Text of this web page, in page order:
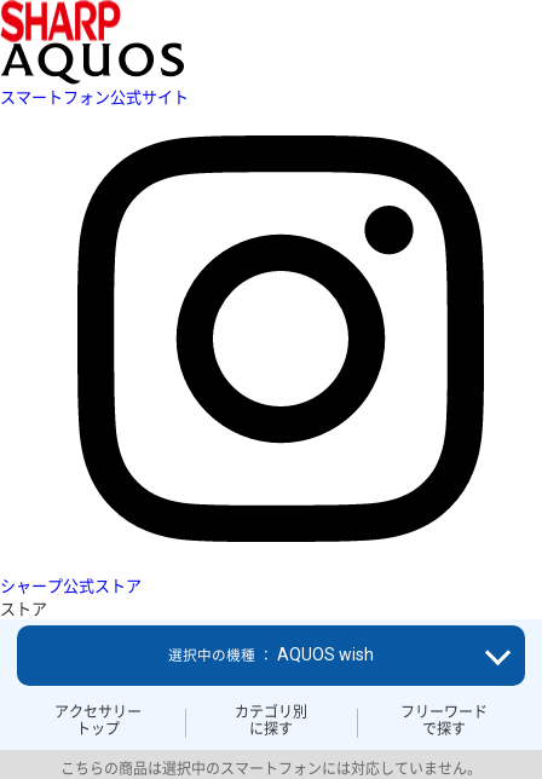
スマートフォン公式サイト
シャープ公式ストア
ストア
アクセサリー
トップ
カテゴリ別
に探す
フリーワード
で探す
選択中の機種 ： AQUOS wish
こちらの商品は選択中のスマートフォンには対応していません。